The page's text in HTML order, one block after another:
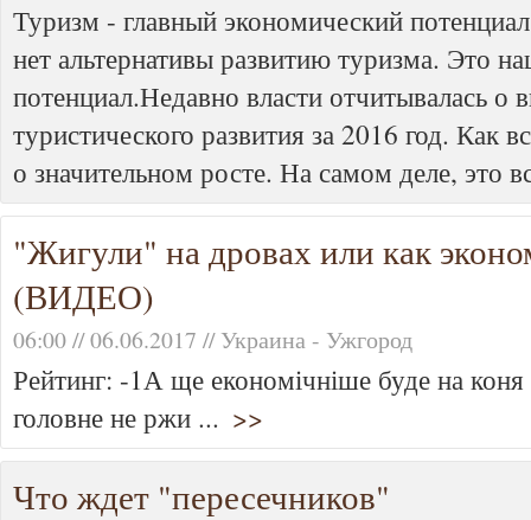
Туризм - главный экономический
нет альтернативы развитию туризма. Это
потенциал.Недавно власти отчитывалась
туристического развития за 2016 год. Как
о значительном росте. На самом деле, это
"Жигули" на дровах или как
(ВИДЕО)
06:00 // 06.06.2017 // Украина - Ужгород
Рейтинг: -1А ще економічніше буде на
головне не ржи ... >>
Что ждет "пересечников"